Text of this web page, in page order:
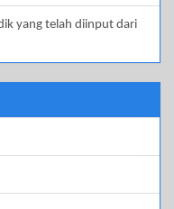
yang telah diinput dari